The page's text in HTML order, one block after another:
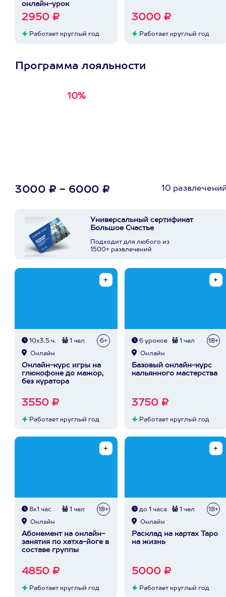
онлайн-урок
2950 ₽
Работает круглый год
3000 ₽
Работает круглый год
Программа лояльности
10%
3000 ₽ - 6000 ₽ 10
Универсальный сертификат
Большое Счастье
Подходит для любого из
1500+ развлечений
10х3,5 ч. 1 чел 6+
Онлайн
Онлайн-курс игры на
глюкофоне до мажор,
без куратора
3550 ₽
Работает круглый год
6 уроков 1 чел 18+
Онлайн
Базовый онлайн-курс
кальянного мастерства
3750 ₽
Работает круглый год
8х1 час 1 чел 18+
Онлайн
Абонемент на онлайн-
занятия по хатха-йоге в
составе группы
4850 ₽
Работает круглый год
до 1 часа 1 чел 18+
Онлайн
Расклад на картах Таро
на жизнь
5000 ₽
Работает круглый год